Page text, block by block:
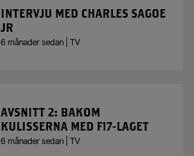
INTERVJU MED CHARLES SAGOE
JR
6 månader sedan | TV
AVSNITT 2: BAKOM
KULISSERNA MED F17-LAGET
6 månader sedan | TV